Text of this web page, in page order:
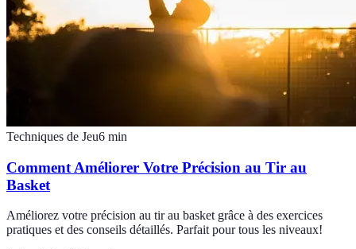
Techniques de Jeu6 min
Comment Améliorer Votre Précision au Tir au
Basket
Améliorez votre précision au tir au basket grâce à des exercices
pratiques et des conseils détaillés. Parfait pour tous les niveaux!